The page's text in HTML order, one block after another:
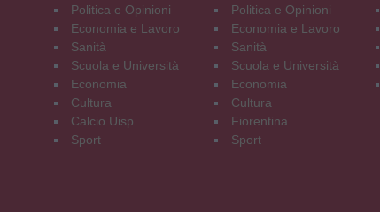
Politica e Opinioni
Economia e Lavoro
Sanità
Scuola e Università
Economia
Cultura
Calcio Uisp
Sport
Politica e Opinioni
Economia e Lavoro
Sanità
Scuola e Università
Economia
Cultura
Fiorentina
Sport